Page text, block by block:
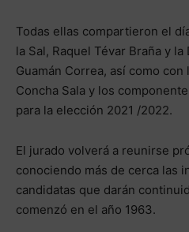
Todas ellas compartieron el
la Sal, Raquel Tévar Braña y
Guamán Correa, así como
Concha Sala y los
para la elección 2021 /2022.
El jurado volverá a reunirse
conociendo más de cerca las
candidatas que darán
comenzó en el año 1963.